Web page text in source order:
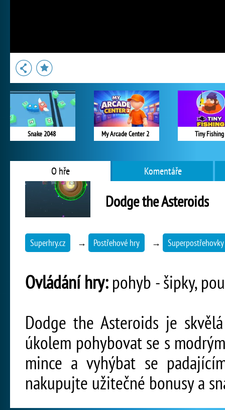
Snake 2048 My Arcade Center 2 Tiny Fishing
O hře Komentáře
Dodge the Asteroids
Superhry.cz → Postřehové hry → Superpostřehovky
Ovládání hry:pohyb - šipky,
Dodge the Asteroids je
úkolem pohybovat se s
mince a vyhýbat se
nakupujte užitečné bonusy a